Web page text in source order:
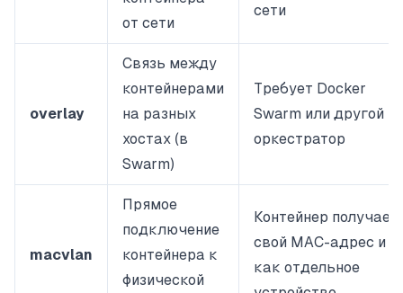
от сети
сети
overlay
Связь между
контейнерами
на разных
хостах (в
Swarm)
Требует Docker
Swarm или другой
оркестратор
macvlan
Прямое
подключение
контейнера к
физической
Контейнер получает
свой MAC-адрес и
как отдельное